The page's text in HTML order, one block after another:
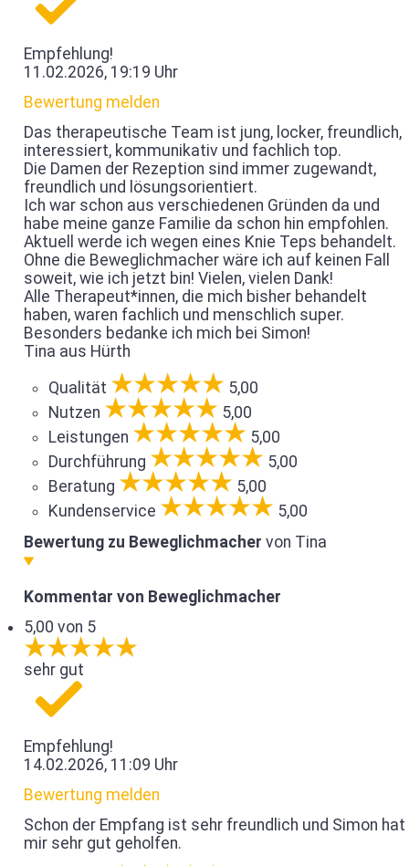
Empfehlung!
11.02.2026, 19:19 Uhr
Bewertung melden
Das therapeutische Team ist jung, locker, freundlich,
interessiert, kommunikativ und fachlich top.
Die Damen der Rezeption sind immer zugewandt,
freundlich und lösungsorientiert.
Ich war schon aus verschiedenen Gründen da und
habe meine ganze Familie da schon hin empfohlen.
Aktuell werde ich wegen eines Knie Teps behandelt.
Ohne die Beweglichmacher wäre ich auf keinen Fall
soweit, wie ich jetzt bin! Vielen, vielen Dank!
Alle Therapeut*innen, die mich bisher behandelt
haben, waren fachlich und menschlich super.
Besonders bedanke ich mich bei Simon!
Tina aus Hürth
Qualität
5,00
Nutzen
5,00
Leistungen
5,00
Durchführung
5,00
Beratung
5,00
Kundenservice
5,00
Bewertung zu Beweglichmacher von Tina
Kommentar von Beweglichmacher
5,00 von 5
sehr gut
Empfehlung!
14.02.2026, 11:09 Uhr
Bewertung melden
Schon der Empfang ist sehr freundlich und Simon hat
mir sehr gut geholfen.